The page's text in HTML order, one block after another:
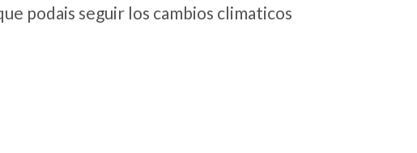
podais seguir los cambios climaticos